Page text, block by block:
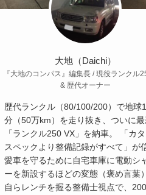
大地（Daichi）
『大地のコンパス』編集長 / 現役ランクル
& 歴代オーナー
歴代ランクル（80/100/200）で地球
分（50万km）を走り抜き、ついに
「ランクル250 VX」を納車。 「カ
スペックより整備記録がすべて」が
愛車を守るために自宅車庫に電動シ
ーを新設するほどの変態（褒め言葉
自らレンチを握る整備士視点で、